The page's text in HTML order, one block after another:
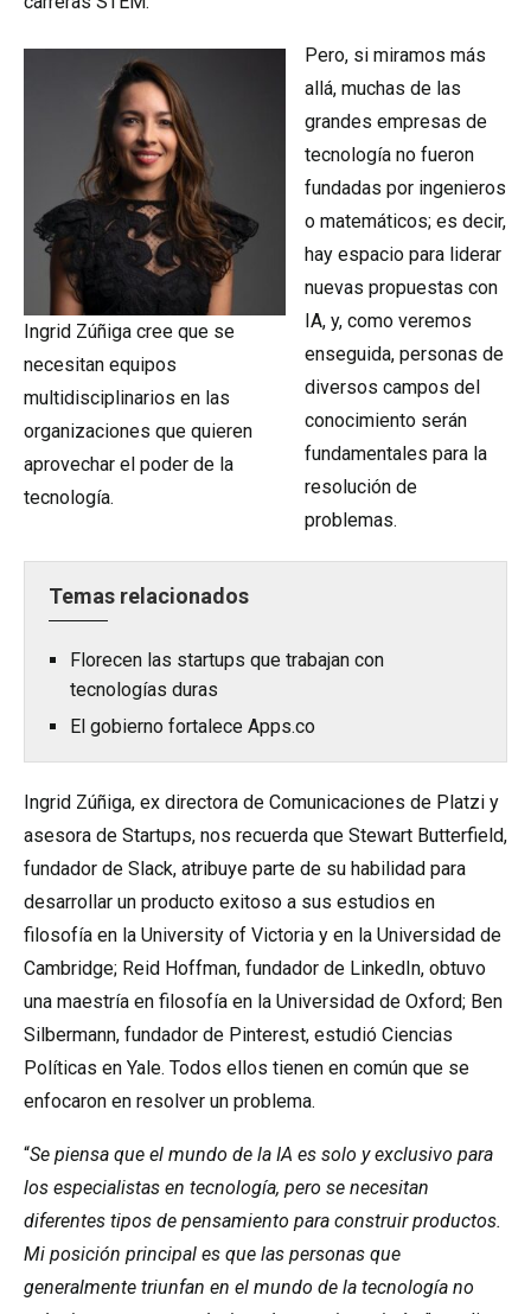
Ingrid Zúñiga cree que se
necesitan equipos
multidisciplinarios en las
organizaciones que quieren
aprovechar el poder de la
tecnología.
Pero, si miramos más
allá, muchas de las
grandes empresas de
tecnología no fueron
fundadas por ingenieros
o matemáticos; es decir,
hay espacio para liderar
nuevas propuestas con
IA, y, como veremos
enseguida, personas de
diversos campos del
conocimiento serán
fundamentales para la
resolución de
problemas.
Temas relacionados
Florecen las startups que trabajan con
tecnologías duras
El gobierno fortalece Apps.co
Ingrid Zúñiga, ex directora de Comunicaciones de Platzi y
asesora de Startups, nos recuerda que Stewart Butterfield,
fundador de Slack, atribuye parte de su habilidad para
desarrollar un producto exitoso a sus estudios en
filosofía en la University of Victoria y en la Universidad de
Cambridge; Reid Hoffman, fundador de LinkedIn, obtuvo
una maestría en filosofía en la Universidad de Oxford; Ben
Silbermann, fundador de Pinterest, estudió Ciencias
Políticas en Yale. Todos ellos tienen en común que se
enfocaron en resolver un problema.
“Se piensa que el mundo de la IA es solo y exclusivo para
los especialistas en tecnología, pero se necesitan
diferentes tipos de pensamiento para construir productos.
Mi posición principal es que las personas que
generalmente triunfan en el mundo de la tecnología no